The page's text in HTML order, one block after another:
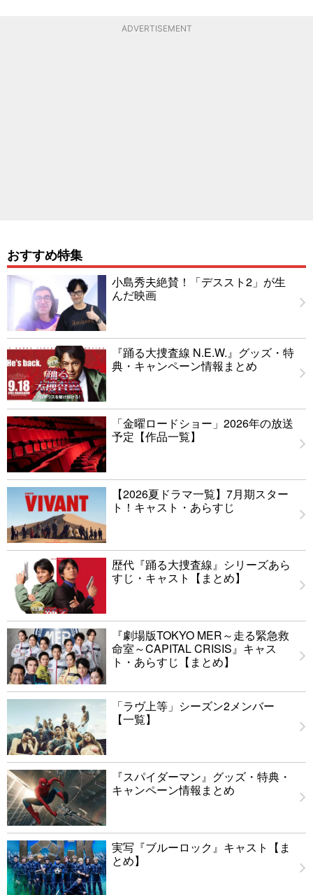
ADVERTISEMENT
おすすめ特集
小島秀夫絶賛！「デススト2」が生
んだ映画
『踊る大捜査線 N.E.W.』グッズ・特
典・キャンペーン情報まとめ
「金曜ロードショー」2026年の放送
予定【作品一覧】
【2026夏ドラマ一覧】7月期スター
ト！キャスト・あらすじ
歴代『踊る大捜査線』シリーズあら
すじ・キャスト【まとめ】
『劇場版TOKYO MER～走る緊急救
命室～CAPITAL CRISIS』キャス
ト・あらすじ【まとめ】
「ラヴ上等」シーズン2メンバー
【一覧】
『スパイダーマン』グッズ・特典・
キャンペーン情報まとめ
実写『ブルーロック』キャスト【ま
とめ】